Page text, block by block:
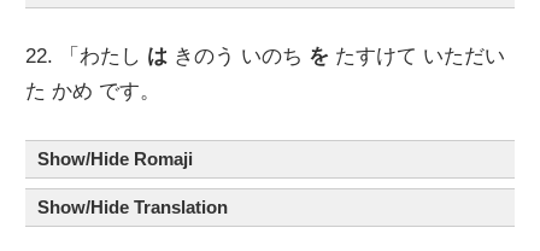
22. 「わたし は きのう いのち を たすけて いただい
た かめ です。
Show/Hide Romaji
Show/Hide Translation